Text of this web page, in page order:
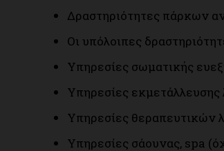
Δραστηριότητες πάρκων
Οι υπόλοιπες
Υπηρεσίες σωματικής
Υπηρεσίες
Υπηρεσίες θεραπευτικών
Υπηρεσίες σάουνας, spa